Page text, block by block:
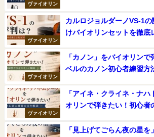
ヴァイオリン
ヴァイオリン
カルロジョルダーノVS-1
けバイオリンセットを徹底
ヴァイオリン
「カノン」をバイオリン
ベルのカノン初心者練習方
ヴァイオリン
「アイネ・クライネ・ナ
オリンで弾きたい！初心者
「見上げてごらん夜の星